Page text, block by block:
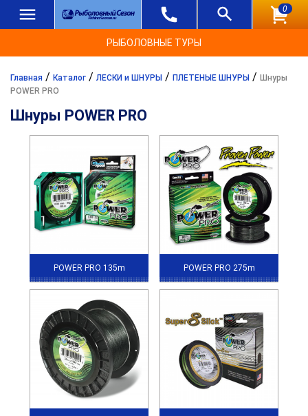
0
РЫБОЛОВНЫЕ ТУРЫ
Главная / Каталог / ЛЕСКИ и ШНУРЫ / ПЛЕТЕНЫЕ ШНУРЫ / Шнуры
POWER PRO
Шнуры POWER PRO
POWER PRO 135m POWER PRO 275m